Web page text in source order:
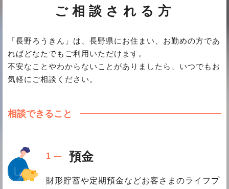
ご相談される方
「長野ろうきん」は、長野県にお住まい、お勤めの方であ
ればどなたでもご利用いただけます。
不安なことやわからないことがありましたら、いつでもお
気軽にご相談ください。
相談できること
預金
財形貯蓄や定期預金などお客さまのライフプ